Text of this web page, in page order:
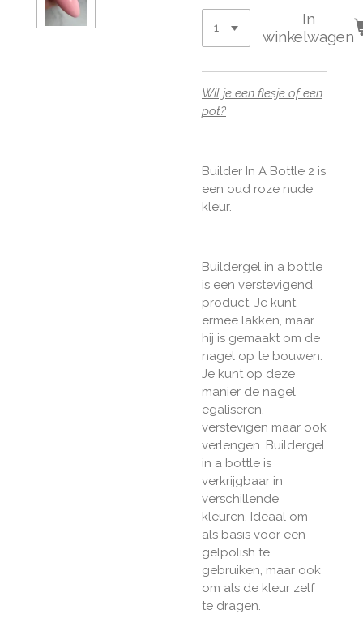
In
winkelwagen
Wil je een flesje of een
pot?
Builder In A Bottle 2 is
een oud roze nude
kleur.
Buildergel in a bottle
is een verstevigend
product. Je kunt
ermee lakken, maar
hij is gemaakt om de
nagel op te bouwen.
Je kunt op deze
manier de nagel
egaliseren,
verstevigen maar ook
verlengen. Buildergel
in a bottle is
verkrijgbaar in
verschillende
kleuren. Ideaal om
als basis voor een
gelpolish te
gebruiken, maar ook
om als de kleur zelf
te dragen.